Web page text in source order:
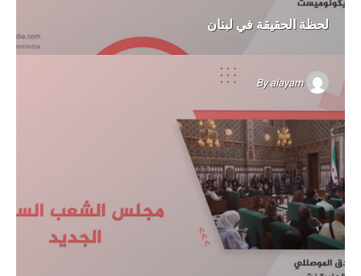
لحظة الحقيقة في لبنان
Byalayam